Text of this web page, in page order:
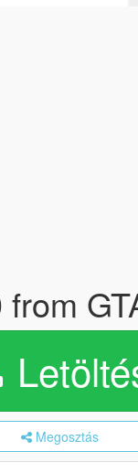
Megosztás